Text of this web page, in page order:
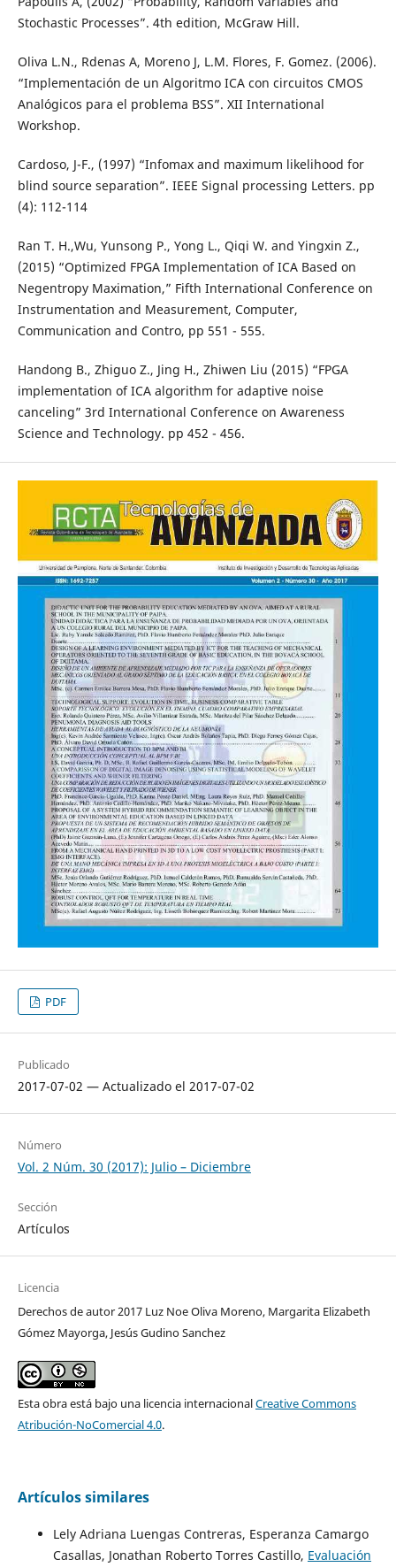
Stochastic Processes”. 4th edition, McGraw Hill.
Oliva L.N., Rdenas A, Moreno J, L.M. Flores, F. Gomez. (2006).
“Implementación de un Algoritmo ICA con circuitos CMOS
Analógicos para el problema BSS”. XII International
Workshop.
Cardoso, J-F., (1997) “Infomax and maximum likelihood for
blind source separation”. IEEE Signal processing Letters. pp
(4): 112-114
Ran T. H.,Wu, Yunsong P., Yong L., Qiqi W. and Yingxin Z.,
(2015) “Optimized FPGA Implementation of ICA Based on
Negentropy Maximation,” Fifth International Conference on
Instrumentation and Measurement, Computer,
Communication and Contro, pp 551 - 555.
Handong B., Zhiguo Z., Jing H., Zhiwen Liu (2015) “FPGA
implementation of ICA algorithm for adaptive noise
canceling” 3rd International Conference on Awareness
Science and Technology. pp 452 - 456.
PDF
Publicado
2017-07-02 — Actualizado el 2017-07-02
Número
Vol. 2 Núm. 30 (2017): Julio – Diciembre
Sección
Artículos
Licencia
Derechos de autor 2017 Luz Noe Oliva Moreno, Margarita Elizabeth
Gómez Mayorga, Jesús Gudino Sanchez
Esta obra está bajo una licencia internacionalCreative Commons
Atribución-NoComercial 4.0.
Artículos similares
Lely Adriana Luengas Contreras, Esperanza Camargo
Casallas, Jonathan Roberto Torres Castillo, Evaluación